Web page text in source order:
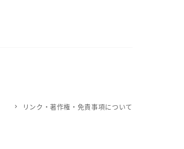
リンク・著作権・免責事項について